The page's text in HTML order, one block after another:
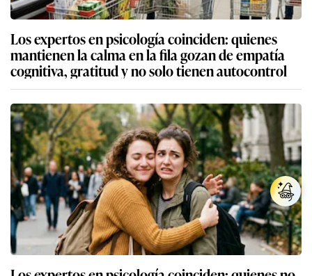
Los expertos en psicología coinciden: quienes
mantienen la calma en la fila gozan de empatía
cognitiva, gratitud y no solo tienen autocontrol